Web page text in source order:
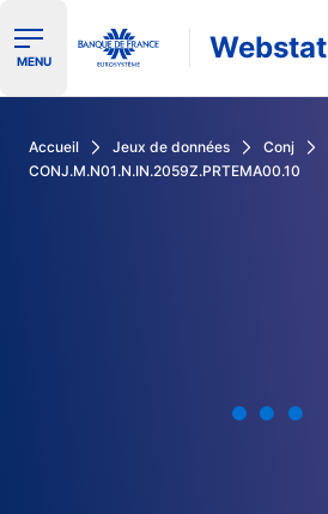
Ouvrir le menu de navigation
MENU Webstat
Accueil Jeux de données
Conj
CONJ.M.N01.N.IN.2059Z.PRTEMA00.10